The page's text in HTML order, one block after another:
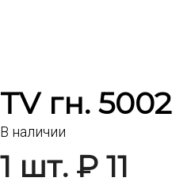
TV гн. 5002
В наличии
1 шт. ₽ 11